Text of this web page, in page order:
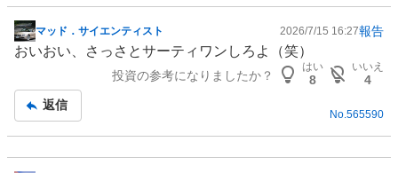
掲
示
事
マッド．サイエンティスト 2026/7/15 16:27報告
おいおい、さっさとサーティワンしろよ（笑）
投資の参考になりましたか？
はい
8
いいえ
4
返信
No. 565590